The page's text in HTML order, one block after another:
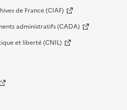
de France (CIAF)
administratifs (CADA)
et liberté (CNIL)